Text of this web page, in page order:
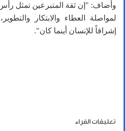
وأضاف: "إن ثقة المتبرعين تمثل رأس
لمواصلة العطاء والابتكار
إشراقاً للإنسان أينما كان".
تعليقات القراء